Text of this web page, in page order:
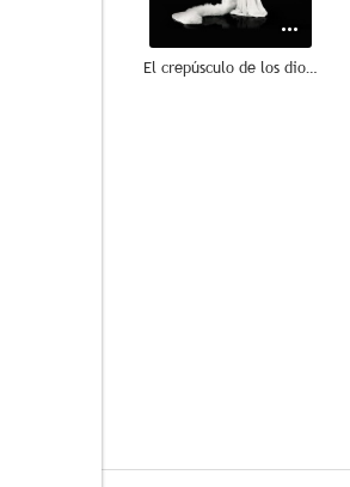
El crepúsculo de los dioses